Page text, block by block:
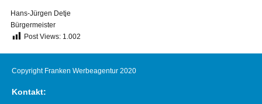
Hans-Jürgen Detje
Bürgermeister
Post Views: 1.002
Copyright Franken Werbeagentur 2020
Kontakt: